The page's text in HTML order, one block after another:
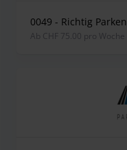
0049 - Richtig Parken
ab CHF 75.00 pro Woche